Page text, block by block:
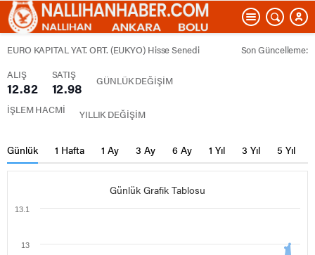
EURO KAPITAL YAT. ORT. (EUKYO) Hisse Senedi
Son Güncelleme:
ALIŞ
12.82
SATIŞ
12.98 GÜNLÜK DEĞİŞİM
İŞLEM HACMİ YILLIK DEĞİŞİM
Günlük 1 Hafta 1 Ay 3 Ay 6 Ay 1 Yıl 3 Yıl 5 Yıl
Günlük Grafik Tablosu
13
13.1